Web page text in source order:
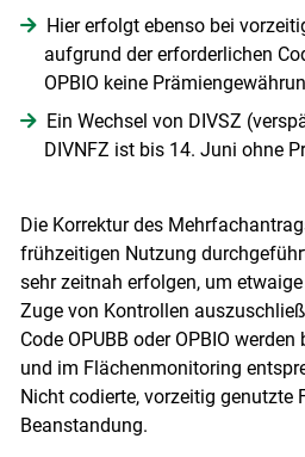
Hier erfolgt ebenso bei
aufgrund der erforderlichen
OPBIO keine
Ein Wechsel von DIVSZ
DIVNFZ ist bis 14. Juni ohne
Die Korrektur des
frühzeitigen Nutzung
sehr zeitnah erfolgen, um
Zuge von Kontrollen
Code OPUBB oder OPBIO
und im Flächenmonitoring
Nicht codierte, vorzeitig genutzte
Beanstandung.